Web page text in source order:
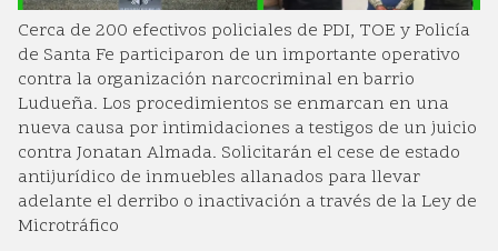
Cerca de 200 efectivos policiales de PDI, TOE y Policía
de Santa Fe participaron de un importante operativo
contra la organización narcocriminal en barrio
Ludueña. Los procedimientos se enmarcan en una
nueva causa por intimidaciones a testigos de un juicio
contra Jonatan Almada. Solicitarán el cese de estado
antijurídico de inmuebles allanados para llevar
adelante el derribo o inactivación a través de la Ley de
Microtráfico